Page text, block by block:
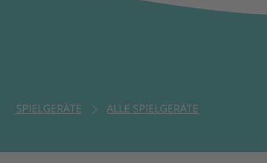
SPIELGERÄTE ALLE SPIELGERÄTE